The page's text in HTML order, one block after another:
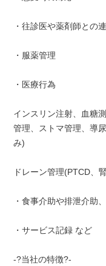
・往診医や薬剤師との
・服薬管理
・医療行為
インスリン注射、血糖
管理、ストマ管理、導
み)
ドレーン管理(PTCD、
・食事介助や排泄介助
・サービス記録 など
-?当社の特徴?-